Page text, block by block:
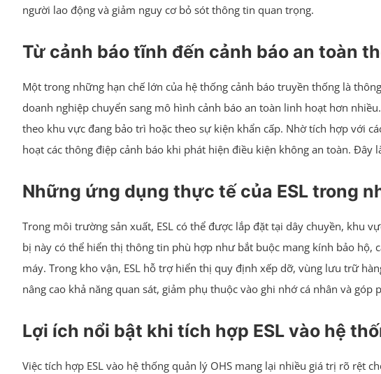
người lao động và giảm nguy cơ bỏ sót thông tin quan trọng.
Từ cảnh báo tĩnh đến cảnh báo an toàn
Một trong những hạn chế lớn của hệ thống cảnh báo truyền thống là
doanh nghiệp chuyển sang mô hình cảnh báo an toàn linh hoạt hơn
theo khu vực đang bảo trì hoặc theo sự kiện khẩn cấp. Nhờ tích hợp với
hoạt các thông điệp cảnh báo khi phát hiện điều kiện không an toàn.
Những ứng dụng thực tế của ESL trong
Trong môi trường sản xuất, ESL có thể được lắp đặt tại dây chuyền, khu
bị này có thể hiển thị thông tin phù hợp như bắt buộc mang kính bảo hộ,
máy. Trong kho vận, ESL hỗ trợ hiển thị quy định xếp dỡ, vùng lưu trữ
nâng cao khả năng quan sát, giảm phụ thuộc vào ghi nhớ cá nhân và
Lợi ích nổi bật khi tích hợp ESL vào hệ
Việc tích hợp ESL vào hệ thống quản lý OHS mang lại nhiều giá trị rõ rệt